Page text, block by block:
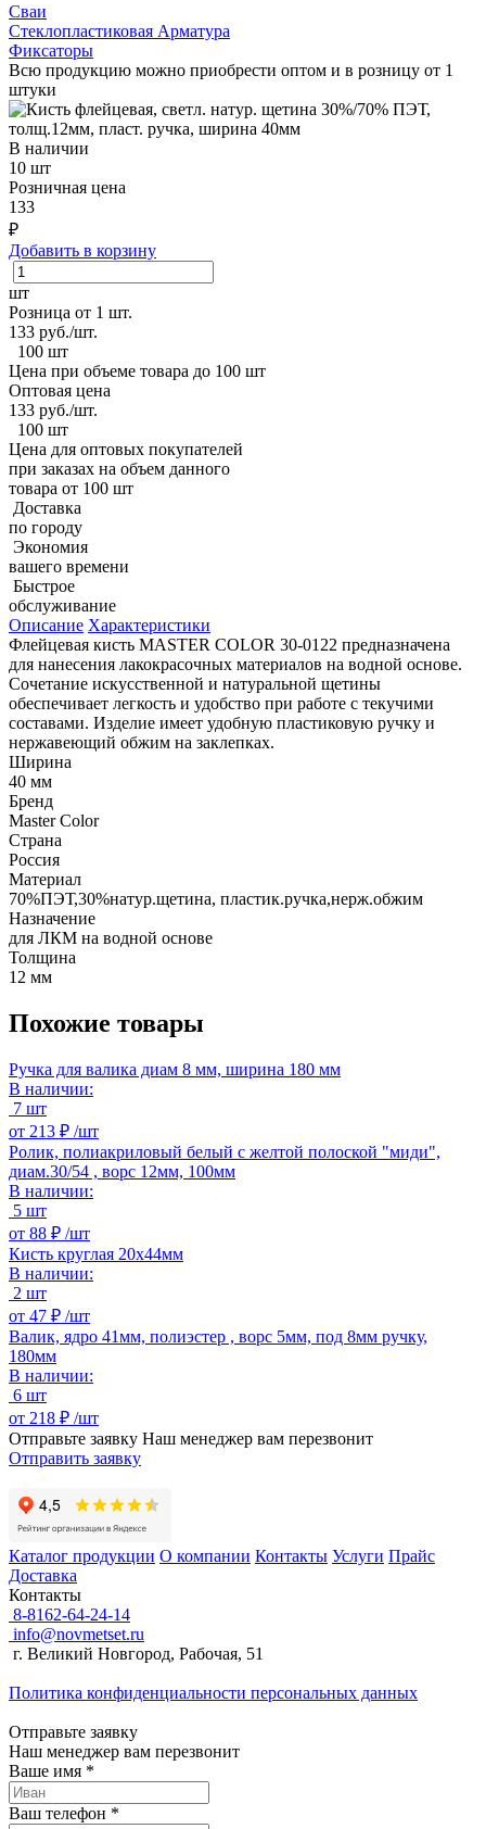
Сваи
Стеклопластиковая Арматура
Фиксаторы
Всю продукцию можно приобрести оптом и в розницу от 1
штуки
В наличии
10 шт
Розничная цена
133
₽
Добавить в корзину
шт
Розница от 1 шт.
133 руб./шт.
100 шт
Цена при объеме товара до 100 шт
Оптовая цена
133 руб./шт.
100 шт
Цена для оптовых покупателей
при заказах на объем данного
товара от 100 шт
Доставка
по городу
Экономия
вашего времени
Быстрое
обслуживание
Описание Характеристики
Флейцевая кисть МASTER COLOR 30-0122 предназначена
для нанесения лакокрасочных материалов на водной основе.
Сочетание искусственной и натуральной щетины
обеспечивает легкость и удобство при работе с текучими
составами. Изделие имеет удобную пластиковую ручку и
нержавеющий обжим на заклепках.
Ширина
40 мм
Бренд
Мaster Color
Страна
Россия
Материал
70%ПЭТ,30%натур.щетина, пластик.ручка,нерж.обжим
Назначение
для ЛКМ на водной основе
Толщина
12 мм
Похожие товары
Ручка для валика диам 8 мм, ширина 180 мм
В наличии:
7 шт
от 213 ₽ /шт
Ролик, полиакриловый белый с желтой полоской "миди",
диам.30/54 , ворс 12мм, 100мм
В наличии:
5 шт
от 88 ₽ /шт
Кисть круглая 20х44мм
В наличии:
2 шт
от 47 ₽ /шт
Валик, ядро 41мм, полиэстер , ворс 5мм, под 8мм ручку,
180мм
В наличии:
6 шт
от 218 ₽ /шт
Отправьте заявку Наш менеджер вам перезвонит
Отправить заявку
Каталог продукции О компании Контакты Услуги Прайс
Доставка
Контакты
8-8162-64-24-14
info@novmetset.ru
г. Великий Новгород, Рабочая, 51
Политика конфиденциальности персональных данных
Отправьте заявку
Наш менеджер вам перезвонит
Ваше имя *
Ваш телефон *